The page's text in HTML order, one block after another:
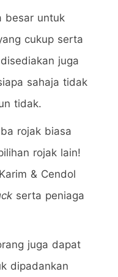
besar untuk
cukup serta
juga
sahaja tidak
tidak.
rojak biasa
rojak lain!
& Cendol
serta peniaga
juga dapat
dipadankan